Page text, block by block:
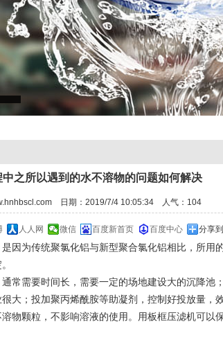
4
之所以遇到的水不溶物的问题如何解决
日期：2019/7/4 10:05:34 人气： 104
人人网 微信 百度新首页 百度中心 分享到
因为传统聚氯化铝与新型聚合氯化铝相比，所用
常需要时间长，需要一定的场地建设大的沉降池
大；投加聚丙烯酰胺等助凝剂，控制好投放量，
物颗粒，不影响溶液的使用。用板框压滤机可以